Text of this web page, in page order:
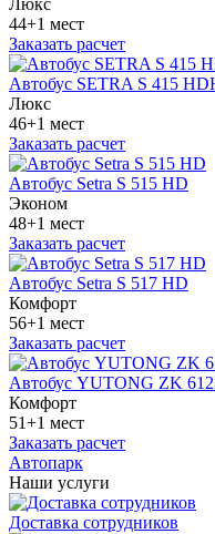
44+1 мест
Заказать расчет
Автобус SETRA S 415
Люкс
46+1 мест
Заказать расчет
Автобус Setra S 515 HD
Эконом
48+1 мест
Заказать расчет
Автобус Setra S 517 HD
Комфорт
56+1 мест
Заказать расчет
Автобус YUTONG ZK
Комфорт
51+1 мест
Заказать расчет
Автопарк
Наши услуги
Доставка сотрудников